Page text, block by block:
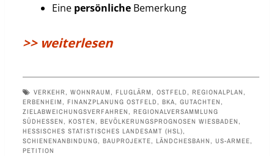
Eine persönlicheBemerkung
>> weiterlesen
VERKEHR, WOHNRAUM, FLUGLÄRM, OSTFELD, REGIONALPLAN,
ERBENHEIM, FINANZPLANUNG OSTFELD, BKA, GUTACHTEN,
ZIELABWEICHUNGSVERFAHREN, REGIONALVERSAMMLUNG
SÜDHESSEN, KOSTEN, BEVÖLKERUNGSPROGNOSEN WIESBADEN,
HESSISCHES STATISTISCHES LANDESAMT (HSL),
SCHIENENANBINDUNG, BAUPROJEKTE, LÄNDCHESBAHN, US-ARMEE,
PETITION